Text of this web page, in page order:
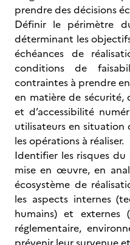
prendre des décisions
Définir le périmètre
déterminant les
échéances de
conditions de
contraintes à prendre
en matière de
et d’accessibilité
utilisateurs en situation
les opérations à réaliser.
Identifier les risques
mise en œuvre, en
écosystème de
les aspects internes
humains) et externes
réglementaire,